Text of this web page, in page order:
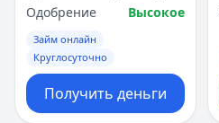
Одобрение
Высокое
Займ онлайн
Круглосуточно
Получить деньги